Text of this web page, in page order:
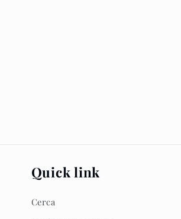
Quick link
Cerca